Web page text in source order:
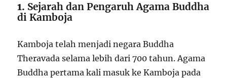
1. Sejarah dan Pengaruh Agama Buddha
di Kamboja
Kamboja telah menjadi negara Buddha
Theravada selama lebih dari 700 tahun. Agama
Buddha pertama kali masuk ke Kamboja pada